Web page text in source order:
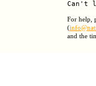
For help,
(
and the